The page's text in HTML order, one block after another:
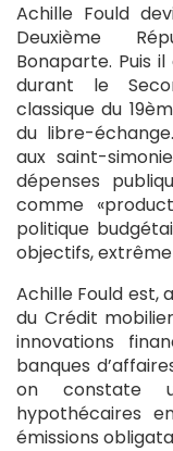
Achille Fould
Deuxième
Bonaparte. Puis
durant le
classique du
du libre-
aux saint-
dépenses
comme
politique
objectifs,
Achille Fould est,
du Crédit
innovations
banques
on constate
hypothécaires
émissions